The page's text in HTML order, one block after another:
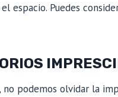
espacio. Puedes
no podemos olvidar la